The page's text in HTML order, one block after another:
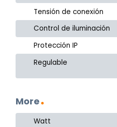
Tensión de conexión
Control de iluminación
Protección IP
Regulable
More
Watt